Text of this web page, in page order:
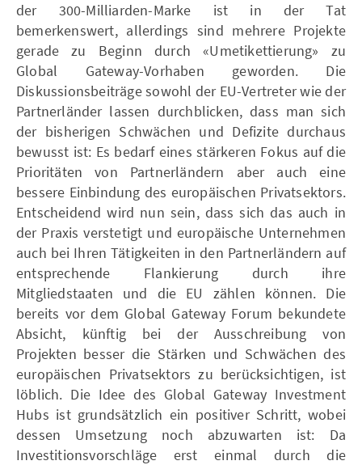
der 300-Milliarden-Marke ist in der Tat
bemerkenswert, allerdings sind mehrere Projekte
gerade zu Beginn durch «Umetikettierung» zu
Global Gateway-Vorhaben geworden. Die
Diskussionsbeiträge sowohl der EU-Vertreter wie der
Partnerländer lassen durchblicken, dass man sich
der bisherigen Schwächen und Defizite durchaus
bewusst ist: Es bedarf eines stärkeren Fokus auf die
Prioritäten von Partnerländern aber auch eine
bessere Einbindung des europäischen Privatsektors.
Entscheidend wird nun sein, dass sich das auch in
der Praxis verstetigt und europäische Unternehmen
auch bei Ihren Tätigkeiten in den Partnerländern auf
entsprechende Flankierung durch ihre
Mitgliedstaaten und die EU zählen können. Die
bereits vor dem Global Gateway Forum bekundete
Absicht, künftig bei der Ausschreibung von
Projekten besser die Stärken und Schwächen des
europäischen Privatsektors zu berücksichtigen, ist
löblich. Die Idee des Global Gateway Investment
Hubs ist grundsätzlich ein positiver Schritt, wobei
dessen Umsetzung noch abzuwarten ist: Da
Investitionsvorschläge erst einmal durch die